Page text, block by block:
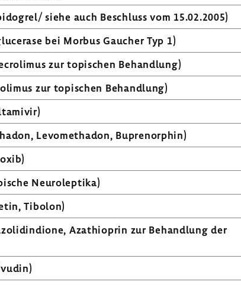
siehe auch Beschluss vom 15.02.2005)
bei Morbus Gaucher Typ 1)
zur topi­schen Behand­lung)
zur topi­schen Behand­lung)
Levo­me­thadon, Buprenor­phin)
Neuro­lep­tika)
Tibolon)
Azathio­prin zur Behand­lung der